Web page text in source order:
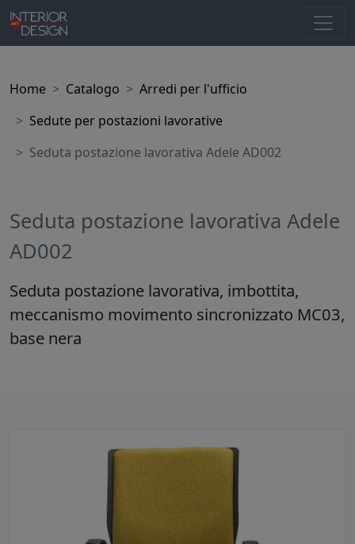
Home Catalogo
Arredi per l'ufficio
Sedute per postazioni lavorative
Seduta postazione lavorativa Adele AD002
Seduta postazione lavorativa Adele
AD002
Seduta postazione lavorativa, imbottita,
meccanismo movimento sincronizzato MC03,
base nera